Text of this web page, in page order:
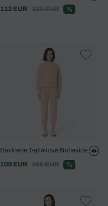
112 EUR
160 EUR %
Bavlnené Teplákové Nohavice
109 EUR
155 EUR %